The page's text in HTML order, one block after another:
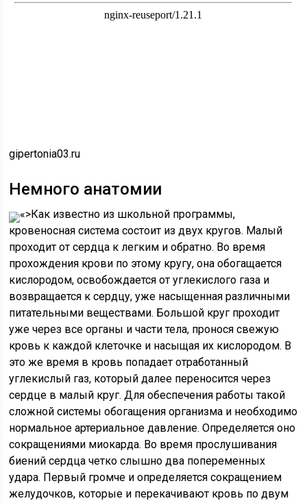
gipertonia03.ru
Немного анатомии
«>Как известно из школьной программы,
кровеносная система состоит из двух кругов. Малый
проходит от сердца к легким и обратно. Во время
прохождения крови по этому кругу, она обогащается
кислородом, освобождается от углекислого газа и
возвращается к сердцу, уже насыщенная различными
питательными веществами. Большой круг проходит
уже через все органы и части тела, пронося свежую
кровь к каждой клеточке и насыщая их кислородом. В
это же время в кровь попадает отработанный
углекислый газ, который далее переносится через
сердце в малый круг. Для обеспечения работы такой
сложной системы обогащения организма и необходимо
нормальное артериальное давление. Определяется оно
сокращениями миокарда. Во время прослушивания
биений сердца четко слышно два попеременных
удара. Первый громче и определяется сокращением
желудочков, которые и перекачивают кровь по двум